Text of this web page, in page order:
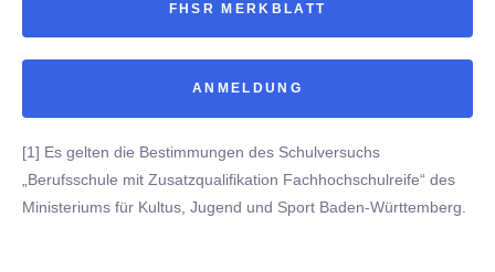
FHSR MERKBLATT
ANMELDUNG
[1] Es gelten die Bestimmungen des Schulversuchs
„Berufsschule mit Zusatzqualifikation Fachhochschulreife“ des
Ministeriums für Kultus, Jugend und Sport Baden-Württemberg.